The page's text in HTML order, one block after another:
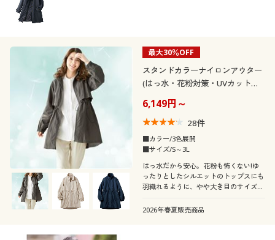
最大30％OFF
スタンドカラーナイロンアウター
(はっ水・花粉対策・UVカット・
6,149円～
28件
■カラー/3色展開
■サイズ/S～3L
はっ水だから安心。花粉も怖くない!ゆ
ったりとしたシルエットのトップスにも
羽織れるように、やや大き目のサイズ設
ドロストを絞って裾をふんわりさせるこ
2026年春夏販売商品